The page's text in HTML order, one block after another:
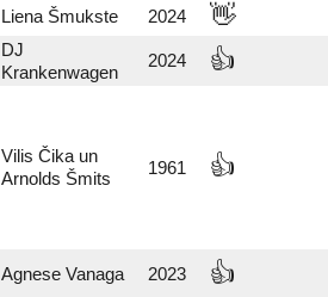
Liena Šmukste 2024 👋
DJ
Krankenwagen
2024 👍
Vilis Čika un
Arnolds Šmits
1961 👍
Agnese Vanaga 2023 👍